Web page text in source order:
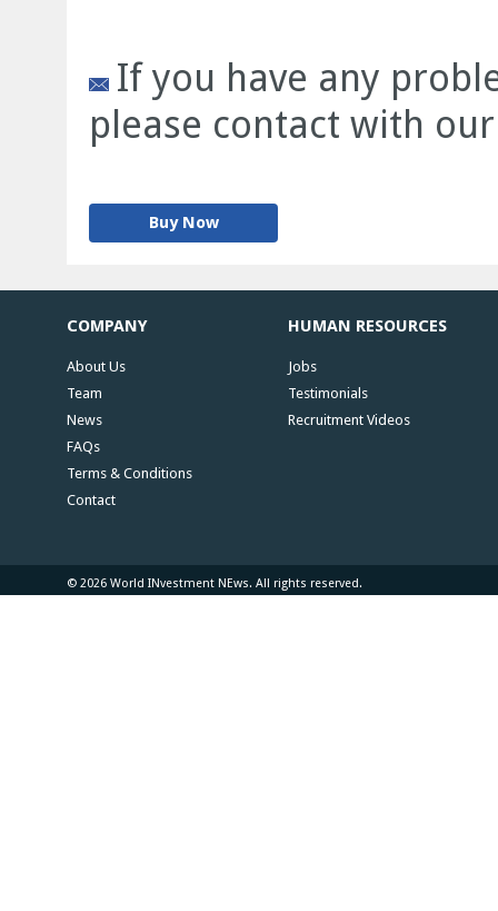
If you have any
please contact with
Buy Now
COMPANY
About Us
Team
News
FAQs
Terms & Conditions
Contact
HUMAN RESOURCES
Jobs
Testimonials
Recruitment Videos
© 2026 World INvestment NEws. All rights reserved.